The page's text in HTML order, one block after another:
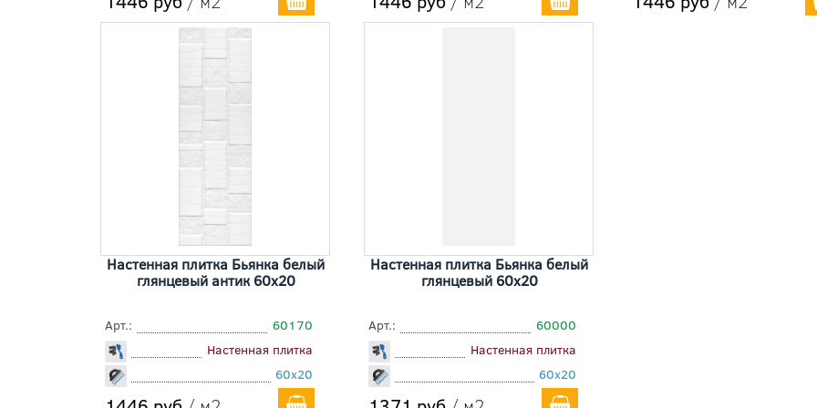
Настенная плитка Бьянка белый
глянцевый антик 60x20
Арт.:
60170
Настенная плитка
60x20
Настенная плитка Бьянка белый
глянцевый 60x20
Арт.:
60000
Настенная плитка
60x20